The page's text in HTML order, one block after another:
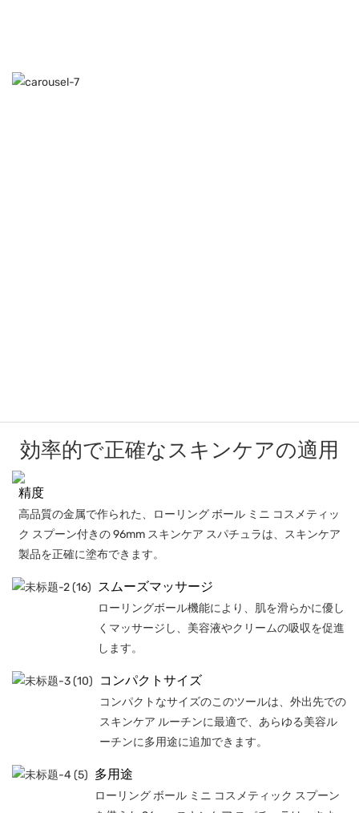
効率的で正確なスキンケアの適用
精度
高品質の金属で作られた、ローリング ボール ミニ コスメティッ
ク スプーン付きの 96mm スキンケア スパチュラは、スキンケア
製品を正確に塗布できます。
スムーズマッサージ
ローリングボール機能により、肌を滑らかに優し
くマッサージし、美容液やクリームの吸収を促進
します。
コンパクトサイズ
コンパクトなサイズのこのツールは、外出先での
スキンケア ルーチンに最適で、あらゆる美容ル
ーチンに多用途に追加できます。
多用途
ローリング ボール ミニ コスメティック スプーン